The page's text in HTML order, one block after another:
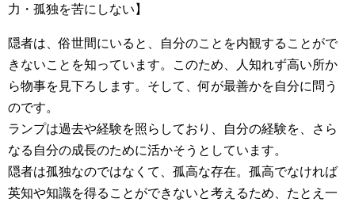
力・孤独を苦にしない】
隠者は、俗世間にいると、自分のことを内観することがで
きないことを知っています。このため、人知れず高い所か
ら物事を見下ろします。そして、何が最善かを自分に問う
のです。
ランプは過去や経験を照らしており、自分の経験を、さら
なる自分の成長のために活かそうとしています。
隠者は孤独なのではなくて、孤高な存在。孤高でなければ
英知や知識を得ることができないと考えるため、たとえ一